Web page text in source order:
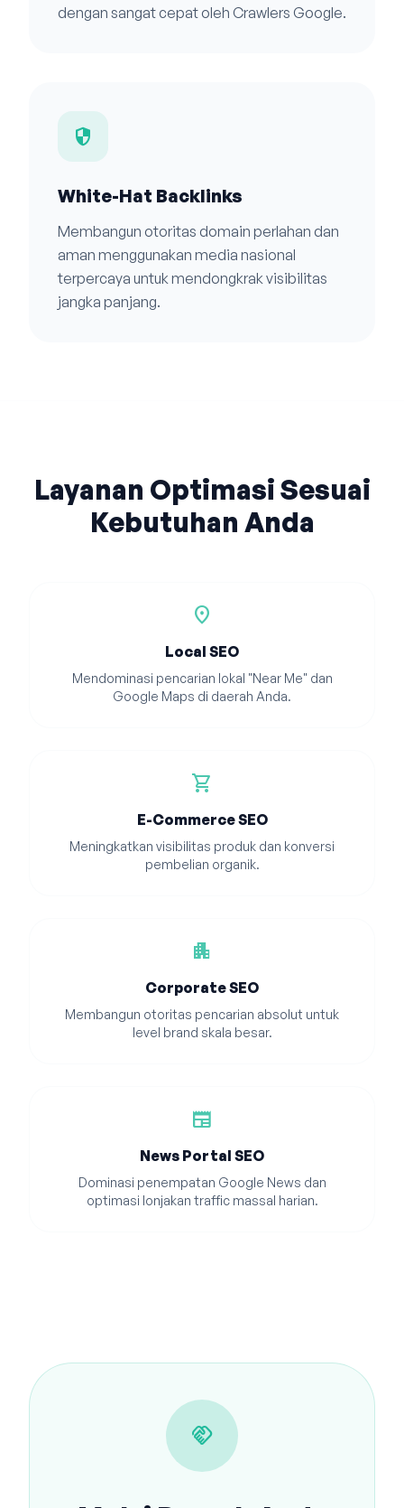
dengan sangat cepat oleh Crawlers Google.
security
White-Hat Backlinks
Membangun otoritas domain perlahan dan
aman menggunakan media nasional
terpercaya untuk mendongkrak visibilitas
jangka panjang.
Layanan Optimasi Sesuai
Kebutuhan Anda
location_on
Local SEO
Mendominasi pencarian lokal "Near Me" dan
Google Maps di daerah Anda.
shopping_cart
E-Commerce SEO
Meningkatkan visibilitas produk dan konversi
pembelian organik.
apartment
Corporate SEO
Membangun otoritas pencarian absolut untuk
level brand skala besar.
newspaper
News Portal SEO
Dominasi penempatan Google News dan
optimasi lonjakan traffic massal harian.
handshake